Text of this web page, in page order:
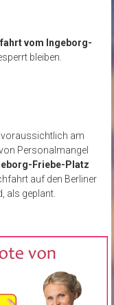
vom Ingeborg-
bleiben.
am
Personalmangel
Friebe-Platz
auf den Berliner
als geplant.